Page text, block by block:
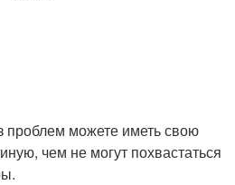
проблем можете иметь свою
чем не могут похвастаться